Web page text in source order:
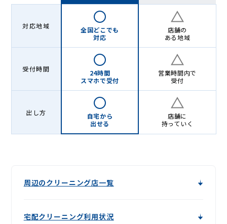
対応地域
全国どこでも
対応
店舗の
ある地域
受付時間
24時間
スマホで受付
営業時間内で
受付
出し方
自宅から
出せる
店舗に
持っていく
周辺のクリーニング店一覧
宅配クリーニング利用状況